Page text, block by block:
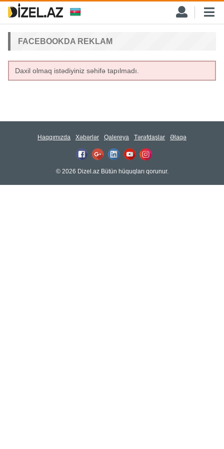
FACEBOOKDA REKLAM
Daxil olmaq istədiyiniz səhifə tapılmadı.
Haqqımızda Xəbərlər Qalereya Tərəfdaşlar Əlaqə
© 2026 Dizel.az Bütün hüquqları qorunur.